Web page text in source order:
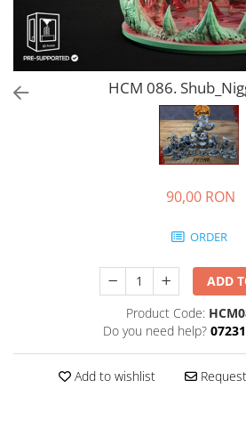
HCM 086.
90,00 RON
ORDER
ADD
Product Code:
Do you need help?
Add to wishlist